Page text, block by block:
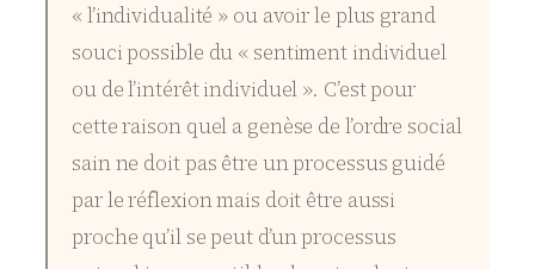
« l’individualité » ou avoir le plus grand
souci possible du « sentiment individuel
ou de l’intérêt individuel ». C’est pour
cette raison quel a genèse de l’ordre social
sain ne doit pas être un processus guidé
par le réflexion mais doit être aussi
proche qu’il se peut d’un processus